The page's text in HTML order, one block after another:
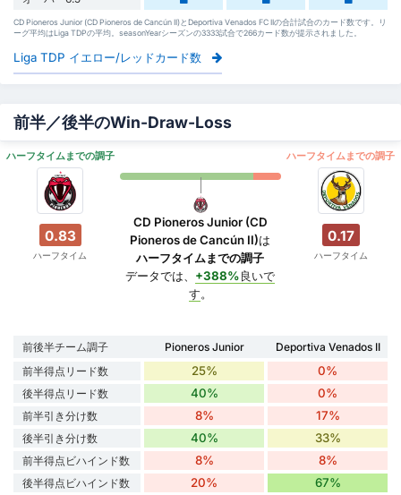
CD Pioneros Junior (CD Pioneros de Cancún II)とDeportiva Venados FC IIの合計試合のカード数です。リ
ーグ平均はLiga TDPの平均。seasonYearシーズンの3333試合で266カード数が提示されました。
Liga TDP イエロー/レッドカード数
前半／後半のWin-Draw-Loss
ハーフタイムまでの調子 ハーフタイムまでの調子
0.83
ハーフタイム
CD Pioneros Junior (CD
Pioneros de Cancún II)は
ハーフタイムまでの調子
データでは、 +388%良いで
す。
0.17
ハーフタイム
前後半チーム調子 Pioneros Junior
Deportiva Venados II
前半得点リード数
25% 0%
後半得点リード数 40% 0%
前半引き分け数 8% 17%
後半引き分け数 40% 33%
前半得点ビハインド数 8% 8%
後半得点ビハインド数 20% 67%